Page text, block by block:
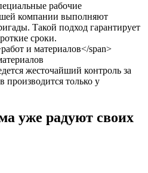
рабочие
компании выполняют
Такой подход гарантирует
сроки.
жесточайший контроль за
производится только у
уже радуют своих